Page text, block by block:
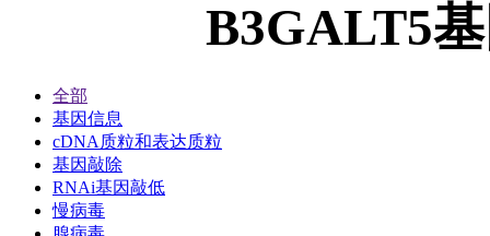
B3GALT5
全部
基因信息
cDNA质粒和表达质粒
基因敲除
RNAi基因敲低
慢病毒